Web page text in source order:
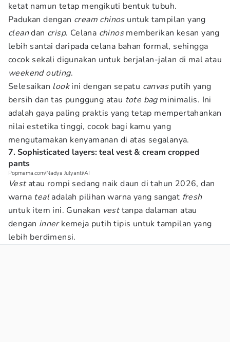
ketat namun tetap mengikuti bentuk tubuh.
Padukan dengan cream chinosuntuk tampilan yang
cleandan crisp. Celana chinosmemberikan kesan yang
lebih santai daripada celana bahan formal, sehingga
cocok sekali digunakan untuk berjalan-jalan di mal atau
weekend outing.
Selesaikan lookini dengan sepatu canvasputih yang
bersih dan tas punggung atau tote bagminimalis. Ini
adalah gaya paling praktis yang tetap mempertahankan
nilai estetika tinggi, cocok bagi kamu yang
mengutamakan kenyamanan di atas segalanya.
7. Sophisticated layers: teal vest & cream cropped
pants
Popmama.com/Nadya Julyanti/AI
Vestatau rompi sedang naik daun di tahun 2026, dan
warna tealadalah pilihan warna yang sangat fresh
untuk item ini. Gunakan vesttanpa dalaman atau
dengan innerkemeja putih tipis untuk tampilan yang
lebih berdimensi.